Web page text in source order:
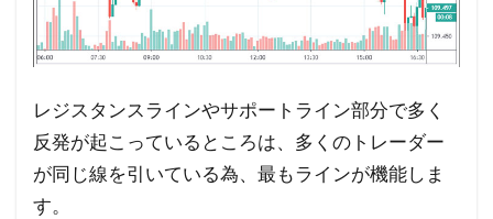
レジスタンスラインやサポートライン部分で多く
反発が起こっているところは、多くのトレーダー
が同じ線を引いている為、最もラインが機能しま
す。